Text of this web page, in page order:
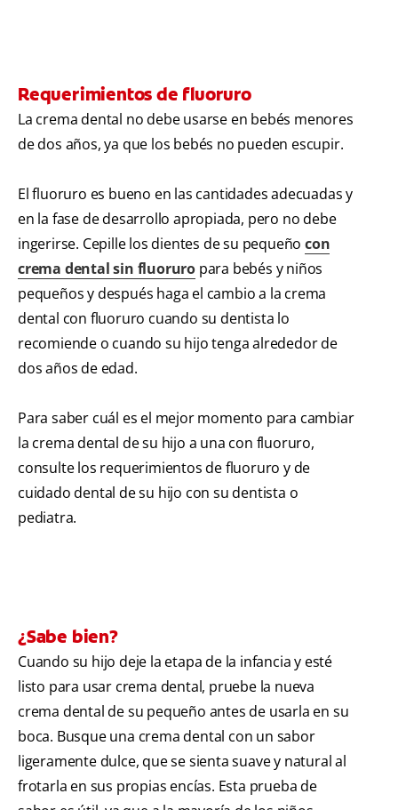
Requerimientos de fluoruro
La crema dental no debe usarse en bebés menores
de dos años, ya que los bebés no pueden escupir.
El fluoruro es bueno en las cantidades adecuadas y
en la fase de desarrollo apropiada, pero no debe
ingerirse. Cepille los dientes de su pequeño con
crema dental sin fluoruro para bebés y niños
pequeños y después haga el cambio a la crema
dental con fluoruro cuando su dentista lo
recomiende o cuando su hijo tenga alrededor de
dos años de edad.
Para saber cuál es el mejor momento para cambiar
la crema dental de su hijo a una con fluoruro,
consulte los requerimientos de fluoruro y de
cuidado dental de su hijo con su dentista o
pediatra.
¿Sabe bien?
Cuando su hijo deje la etapa de la infancia y esté
listo para usar crema dental, pruebe la nueva
crema dental de su pequeño antes de usarla en su
boca. Busque una crema dental con un sabor
ligeramente dulce, que se sienta suave y natural al
frotarla en sus propias encías. Esta prueba de